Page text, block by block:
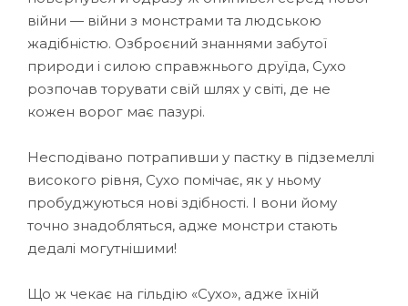
війни — війни з монстрами та людською
жадібністю. Озброєний знаннями забутої
природи і силою справжнього друїда, Сухо
розпочав торувати свій шлях у світі, де не
кожен ворог має пазурі.
Несподівано потрапивши у пастку в підземеллі
високого рівня, Сухо помічає, як у ньому
пробуджуються нові здібності. І вони йому
точно знадобляться, адже монстри стають
дедалі могутнішими!
Що ж чекає на гільдію «Сухо», адже їхній